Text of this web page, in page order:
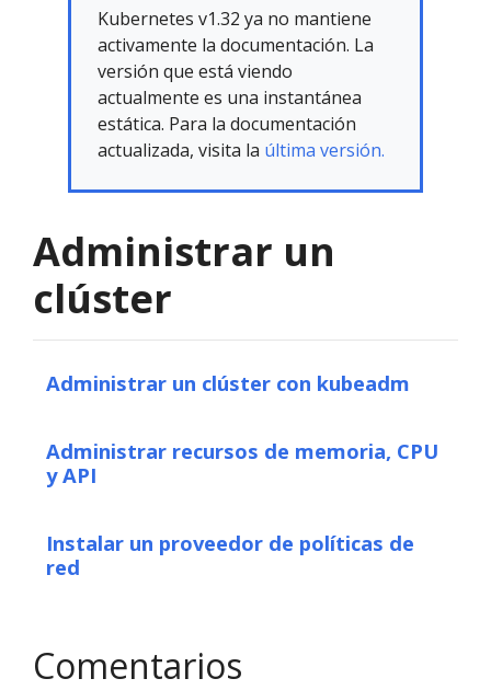
Kubernetes v1.32 ya no mantiene
activamente la documentación. La
versión que está viendo
actualmente es una instantánea
estática. Para la documentación
actualizada, visita la última versión.
Administrar un
clúster
Administrar un clúster con kubeadm
Administrar recursos de memoria, CPU
y API
Instalar un proveedor de políticas de
red
Comentarios